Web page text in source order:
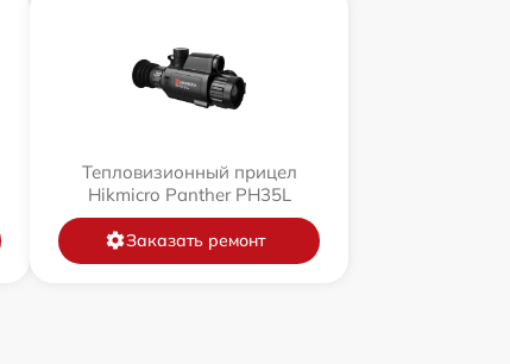
Тепловизионный прицел
Hikmicro Panther PH35L
Заказать ремонт